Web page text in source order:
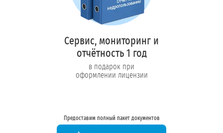
Сервис, мониторинг и
отчётность 1 год
в подарок при
оформлении лицензии
Предоставим полный пакет документов